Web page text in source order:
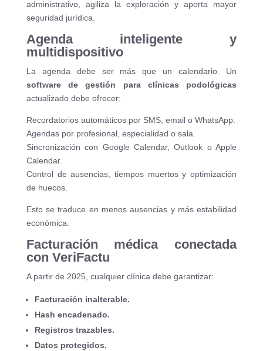
administrativo, agiliza la exploración y aporta mayor
seguridad jurídica.
Agenda inteligente y
multidispositivo
La agenda debe ser más que un calendario. Un
software de gestión para clínicas podológicas
actualizado debe ofrecer:
Recordatorios automáticos por SMS, email o WhatsApp.
Agendas por profesional, especialidad o sala.
Sincronización con Google Calendar, Outlook o Apple
Calendar.
Control de ausencias, tiempos muertos y optimización
de huecos.
Esto se traduce en menos ausencias y más estabilidad
económica.
Facturación médica conectada
con VeriFactu
A partir de 2025, cualquier clínica debe garantizar:
Facturación inalterable.
Hash encadenado.
Registros trazables.
Datos protegidos.